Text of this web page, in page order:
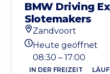
BMW Driving
Slotemakers
Standort
Zandvoort
Heutigen
Heute geöffnet
08:30 – 17:00
IN DER FREIZEIT